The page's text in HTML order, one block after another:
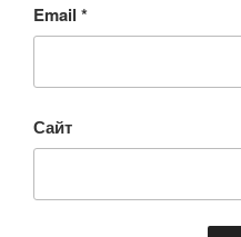
Email *
Сайт